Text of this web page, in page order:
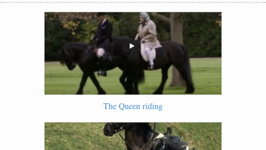
The Queen riding